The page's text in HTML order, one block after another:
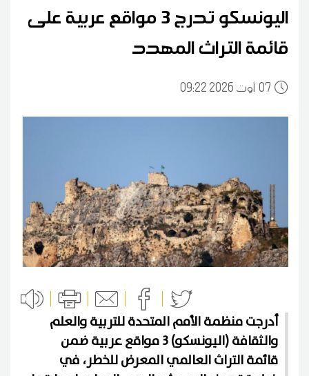
اليونسكو تدرج 3 مواقع عربية على
قائمة التراث المهدد
0709:22 2026 أوت
أدرجت منظمة الأمم المتحدة للتربية والعلم
والثقافة (اليونسكو) 3 مواقع عربية ضمن
قائمة التراث العالمي المعرض للخطر، في